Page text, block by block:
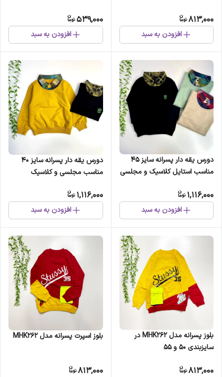
813,000
افزودن به سبد
539,000
افزودن به سبد
دورس یقه دار پسرانه سایز 45
مناسب استایل کلاسیک و مجلسی
1,116,000
افزودن به سبد
دورس یقه دار پسرانه سایز 40
مناسب مجلسی و کلاسیک
1,116,000
افزودن به سبد
بلوز پسرانه مدل MHK262 در
سایزبندی 50 و 55
813,000
بلوز اسپرت پسرانه مدل MHK262
813,000